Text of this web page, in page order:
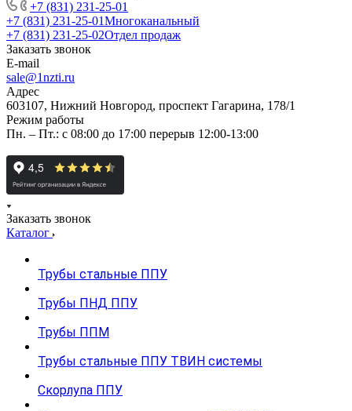
+7 (831) 231-25-01
+7 (831) 231-25-01Многоканальный
+7 (831) 231-25-02Отдел продаж
Заказать звонок
E-mail
sale@1nzti.ru
Адрес
603107, Нижний Новгород, проспект Гагарина, 178/1
Режим работы
Пн. – Пт.: с 08:00 до 17:00 перерыв 12:00-13:00
Заказать звонок
Каталог
Трубы стальные ППУ
Трубы ПНД ППУ
Трубы ППМ
Трубы стальные ППУ ТВИН системы
Скорлупа ППУ